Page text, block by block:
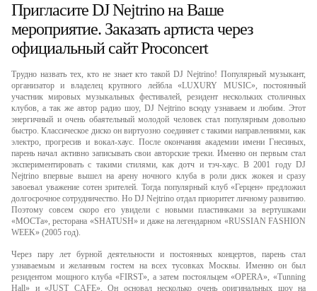
Пригласите DJ Nejtrino на Ваше
мероприятие. Заказать артиста через
официальный сайт Proconcert
Трудно назвать тех, кто не знает кто такой DJ Nejtrino! Популярный музыкант,
организатор и владелец крупного лейбла «LUXURY MUSIC», постоянный
участник мировых музыкальных фестивалей, резидент нескольких столичных
клубов, а так же автор радио шоу, DJ Nejtrino всюду узнаваем и любим. Этот
энергичный и очень обаятельный молодой человек стал популярным довольно
быстро. Классическое диско он виртуозно соединяет с такими направлениями, как
электро, прогресив и вокал-хаус. После окончания академии имени Гнесиных,
парень начал активно записывать свои авторские треки. Именно он первым стал
экспериментировать с такими стилями, как дотч и тэч-хаус. В 2001 году DJ
Nejtrino впервые вышел на арену ночного клуба в роли диск жокея и сразу
завоевал уважение сотен зрителей. Тогда популярный клуб «Герцен» предложил
долгосрочное сотрудничество. Но DJ Nejtrino отдал приоритет личному развитию.
Поэтому совсем скоро его увидели с новыми пластинками за вертушками
«МОСТа», ресторана «SHATUSH» и даже на легендарном «RUSSIAN FASHION
WEEK» (2005 год).
Через пару лет бурной деятельности и постоянных концертов, парень стал
узнаваемым и желанным гостем на всех тусовках Москвы. Именно он был
резидентом мощного клуба «FIRST», а затем постояльцем «OPERA», «Tunning
Hall» и «JUST CAFE». Он основал несколько очень оригинальных шоу на